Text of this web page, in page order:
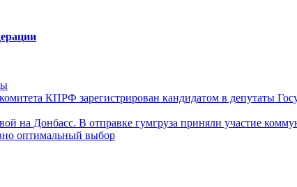
КПРФ зарегистрирован кандидатом в депутаты
на Донбасс. В отправке гумгруза приняли участие
оптимальный выбор